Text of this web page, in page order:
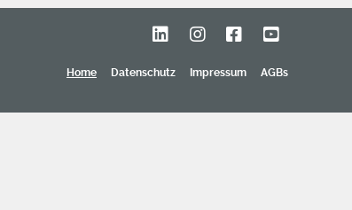
Home Datenschutz Impressum AGBs